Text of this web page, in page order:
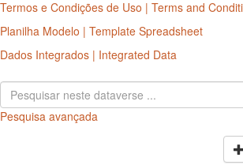
Termos e Condições de Uso | Terms and
Planilha Modelo | Template Spreadsheet
Dados Integrados | Integrated Data
Pesquisa avançada